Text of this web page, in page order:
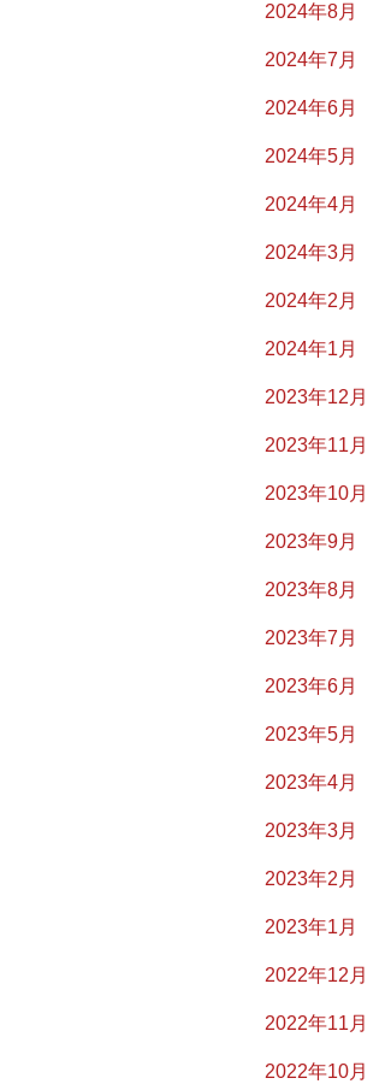
2024年8月
2024年7月
2024年6月
2024年5月
2024年4月
2024年3月
2024年2月
2024年1月
2023年12月
2023年11月
2023年10月
2023年9月
2023年8月
2023年7月
2023年6月
2023年5月
2023年4月
2023年3月
2023年2月
2023年1月
2022年12月
2022年11月
2022年10月